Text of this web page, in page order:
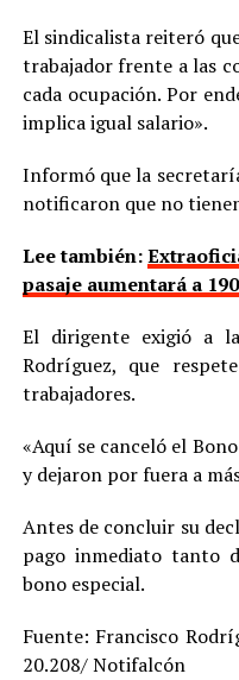
El sindicalista reiteró
trabajador frente a las
cada ocupación. Por
implica igual salario».
Informó que la
notificaron que no
Lee también:
pasaje aumentará a
El dirigente exigió a
Rodríguez, que
trabajadores.
«Aquí se canceló el
y dejaron por fuera a
Antes de concluir su
pago inmediato tanto
bono especial.
Fuente: Francisco
20.208/ Notifalcón